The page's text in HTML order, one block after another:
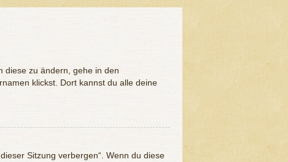
diese zu ändern, gehe in den
klickst. Dort kannst du alle deine
Sitzung verbergen“. Wenn du diese